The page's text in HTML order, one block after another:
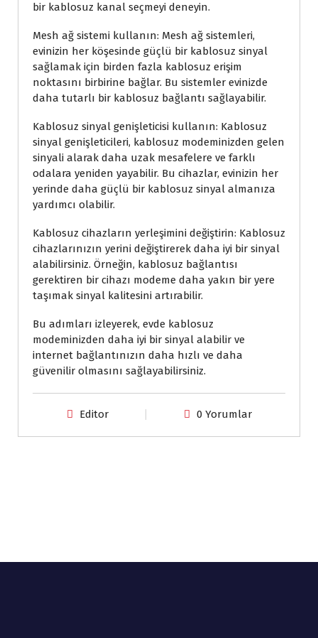
bir kablosuz kanal seçmeyi deneyin.
Mesh ağ sistemi kullanın: Mesh ağ sistemleri,
evinizin her köşesinde güçlü bir kablosuz sinyal
sağlamak için birden fazla kablosuz erişim
noktasını birbirine bağlar. Bu sistemler evinizde
daha tutarlı bir kablosuz bağlantı sağlayabilir.
Kablosuz sinyal genişleticisi kullanın: Kablosuz
sinyal genişleticileri, kablosuz modeminizden gelen
sinyali alarak daha uzak mesafelere ve farklı
odalara yeniden yayabilir. Bu cihazlar, evinizin her
yerinde daha güçlü bir kablosuz sinyal almanıza
yardımcı olabilir.
Kablosuz cihazların yerleşimini değiştirin: Kablosuz
cihazlarınızın yerini değiştirerek daha iyi bir sinyal
alabilirsiniz. Örneğin, kablosuz bağlantısı
gerektiren bir cihazı modeme daha yakın bir yere
taşımak sinyal kalitesini artırabilir.
Bu adımları izleyerek, evde kablosuz
modeminizden daha iyi bir sinyal alabilir ve
internet bağlantınızın daha hızlı ve daha
güvenilir olmasını sağlayabilirsiniz.
Editor 0 Yorumlar